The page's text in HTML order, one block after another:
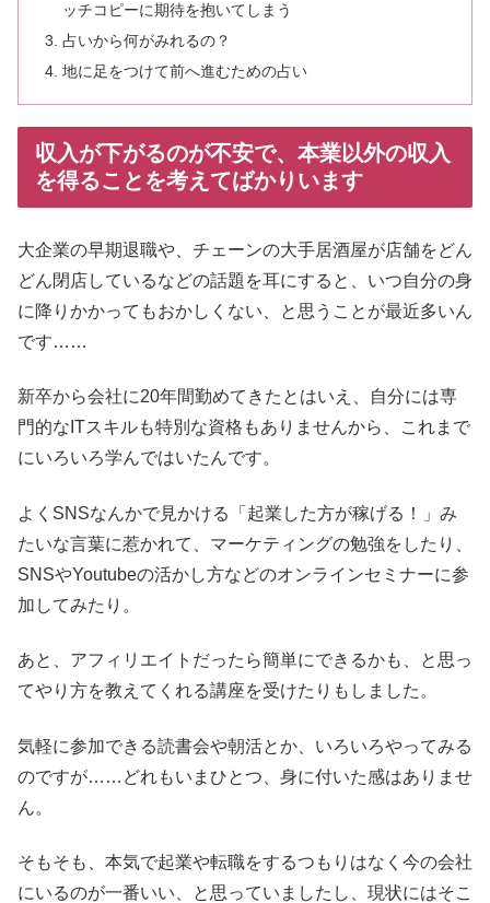
ッチコピーに期待を抱いてしまう
占いから何がみれるの？
地に足をつけて前へ進むための占い
収入が下がるのが不安で、本業以外の収入
を得ることを考えてばかりいます
大企業の早期退職や、チェーンの大手居酒屋が店舗をどん
どん閉店しているなどの話題を耳にすると、いつ自分の身
に降りかかってもおかしくない、と思うことが最近多いん
です……
新卒から会社に20年間勤めてきたとはいえ、自分には専
門的なITスキルも特別な資格もありませんから、これまで
にいろいろ学んではいたんです。
よくSNSなんかで見かける「起業した方が稼げる！」み
たいな言葉に惹かれて、マーケティングの勉強をしたり、
SNSやYoutubeの活かし方などのオンラインセミナーに参
加してみたり。
あと、アフィリエイトだったら簡単にできるかも、と思っ
てやり方を教えてくれる講座を受けたりもしました。
気軽に参加できる読書会や朝活とか、いろいろやってみる
のですが……どれもいまひとつ、身に付いた感はありませ
ん。
そもそも、本気で起業や転職をするつもりはなく今の会社
にいるのが一番いい、と思っていましたし、現状にはそこ